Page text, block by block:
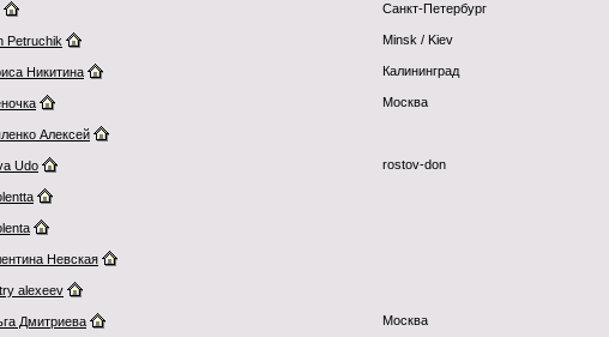
Санкт-Петербург
Petruchik Minsk / Kiev
Никитина Калининград
Москва
Алексей
Udo rostov-don
Невская
alexeev
Дмитриева Москва